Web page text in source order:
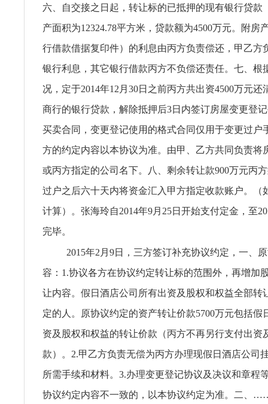
六、自交接之日起，转让标的已抵押的现有银行贷款
产面积为12324.78平方米，贷款额为4500万元。附房
行借款借据复印件）的利息由丙方负责偿还，甲乙方
银行利息，其它银行借款丙方不负偿还责任。七、根
况，定于2014年12月30日之前丙方共出资4500万元还
商行的银行贷款，解除抵押后3日内签订房屋变更登
买卖合同，变更登记使用的格式合同仅用于变更过户
方的约定内容以本协议为准。由甲、乙方共同负责将
或丙方指定的公司名下。八、剩余转让款900万元丙
过户之后六十天内将资金汇入甲方指定收款账户。（
计算）。张海玲自2014年9月25日开始支付定金，至
完毕。
2015年2月9日，三方签订补充协议约定，一、
容：1.协议各方在协议约定转让标的范围外，再增加
让内容。假日酒店公司所有出资及股权和权益全部转
定的人。原协议约定的资产转让价款5700万元包括假
资及股权和权益的转让价款（丙方不再另行支付出资
款）。2.甲乙方负责无偿为丙方办理现假日酒店公司
所需手续和材料。3.办理变更登记协议及决议和章程
协议约定内容不一致的，以本协议约定为准。二、